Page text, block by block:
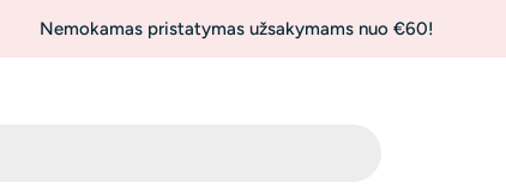
Nemokamas pristatymas užsakymams nuo €60!